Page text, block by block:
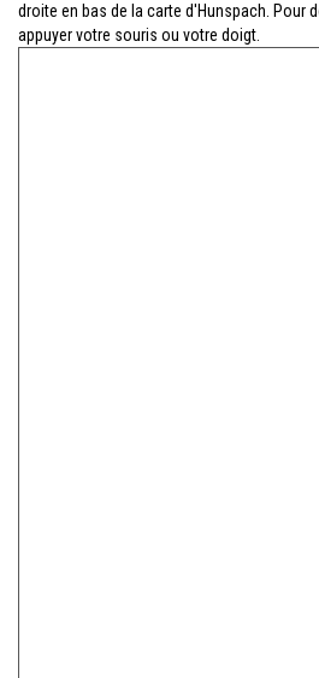
droite en bas de la carte d'Hunspach. Pour
appuyer votre souris ou votre doigt.